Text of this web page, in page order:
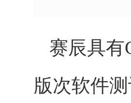
赛辰具有
版次软件